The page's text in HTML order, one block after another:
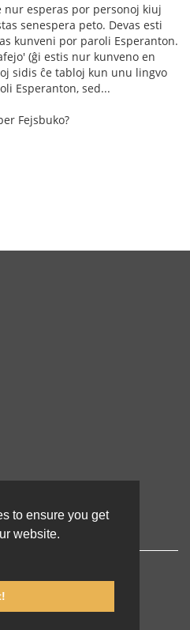
to ensure you get
website.
nur esperas por personoj kiuj
senespera peto. Devas esti
kunveni por paroli Esperanton.
(ĝi estis nur kunveno en
sidis ĉe tabloj kun unu lingvo
Esperanton, sed...
Fejsbuko?
|Impressum